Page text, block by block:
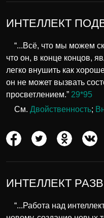
ИНТЕЛЛЕКТ
“...Всё, что мы можем
что он, в конце концов,
легко внушить как
он не может вызвать
просветлением.” 29*95
См. Двойственность;
ИНТЕЛЛЕКТ
“...Работа над